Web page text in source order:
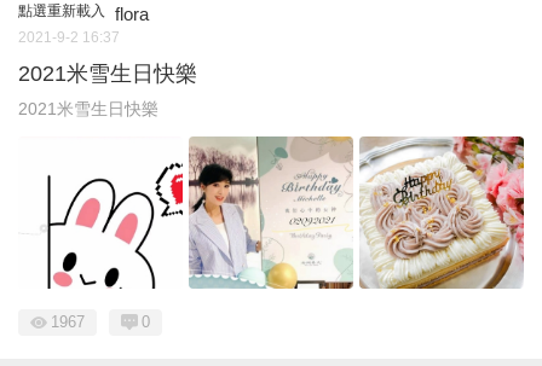
點選重新載入 flora
2021-9-2 16:37
2021米雪生日快樂
2021米雪生日快樂
1967 0